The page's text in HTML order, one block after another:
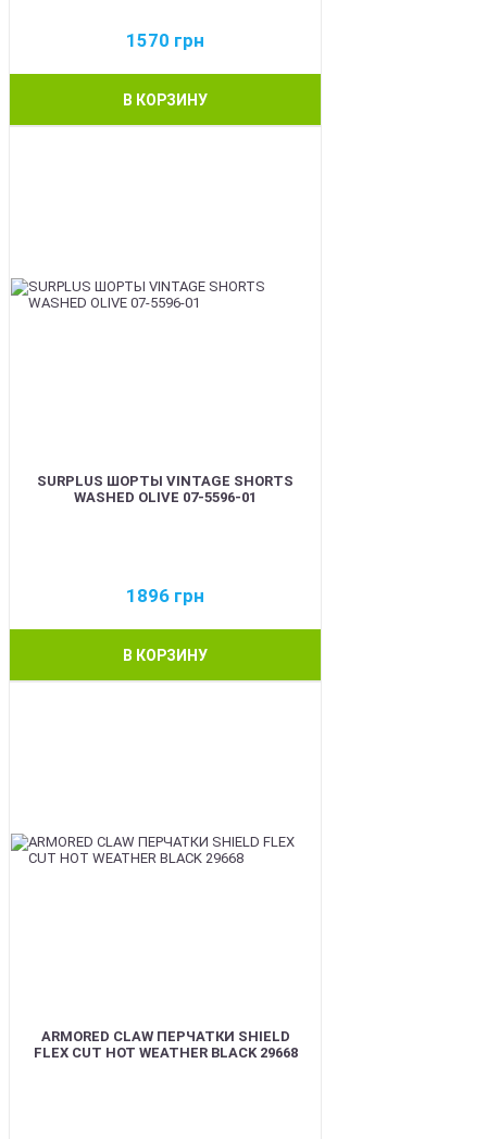
1570 грн
В КОРЗИНУ
SURPLUS ШОРТЫ VINTAGE SHORTS
WASHED OLIVE 07-5596-01
1896 грн
В КОРЗИНУ
ARMORED CLAW ПЕРЧАТКИ SHIELD
FLEX CUT HOT WEATHER BLACK 29668